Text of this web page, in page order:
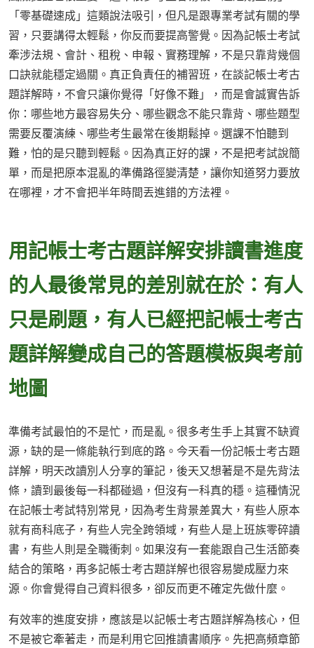
「零基礎速成」這類說法吸引，但凡是跟專業考試有關的學
習，只要講得太輕鬆，你反而要提高警覺。因為記帳士考試
牽涉法規、會計、租稅、申報、實務理解，不是只靠背幾個
口訣就能穩定過關。真正負責任的補習班，在談記帳士考古
題詳解時，不會只讓你覺得「好像不難」，而是會誠實告訴
你：哪些地方最容易失分、哪些觀念不能只靠背、哪些題型
需要反覆演練、哪些考生最常在後期鬆掉。選課不怕聽到
難，怕的是只聽到輕鬆。因為真正好的課，不是把考試說簡
單，而是把原本混亂的準備路徑變清楚，讓你知道努力要放
在哪裡，才不會把半年時間丟進錯的方法裡。
用記帳士考古題詳解安排讀書進度
的人最後常見的差別就在於：有人
只是刷題，有人已經把記帳士考古
題詳解變成自己的答題模板與考前
地圖
準備考試最怕的不是忙，而是亂。很多考生手上其實不缺資
源，缺的是一條能執行到底的路。今天看一份記帳士考古題
詳解，明天改讀別人分享的筆記，後天又想著是不是先背法
條，讀到最後每一科都碰過，但沒有一科真的穩。這種情況
在記帳士考試特別常見，因為考生背景差異大，有些人原本
就有商科底子，有些人完全跨領域，有些人是上班族零碎讀
書，有些人則是全職衝刺。如果沒有一套能跟自己生活節奏
結合的策略，再多記帳士考古題詳解也很容易變成壓力來
源。你會覺得自己資料很多，卻反而更不確定先做什麼。
有效率的進度安排，應該是以記帳士考古題詳解為核心，但
不是被它牽著走，而是利用它回推讀書順序。先把高頻章節